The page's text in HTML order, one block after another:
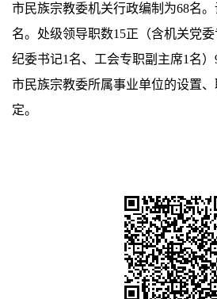
市民族宗教委机关行政编制为68名
名。处级领导职数15正（含机关党
纪委书记1名、工会专职副主席1名）
市民族宗教委所属事业单位的设置
定。